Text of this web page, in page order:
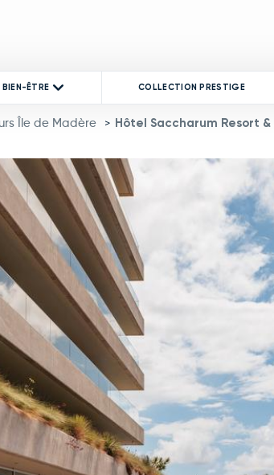
BIEN-ÊTRE COLLECTION PRESTIGE
Île de Madère > Hôtel Saccharum Resort &
thumbnail will change the main image in the
product image at a time. Use the Previous